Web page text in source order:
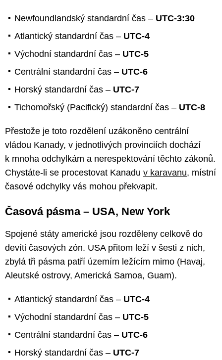
Newfoundlandský standardní čas – UTC-3:30
Atlantický standardní čas – UTC-4
Východní standardní čas – UTC-5
Centrální standardní čas – UTC-6
Horský standardní čas – UTC-7
Tichomořský (Pacifický) standardní čas – UTC-8
Přestože je toto rozdělení uzákoněno centrální
vládou Kanady, v jednotlivých provinciích dochází
k mnoha odchylkám a nerespektování těchto zákonů.
Chystáte-li se procestovat Kanadu v karavanu, místní
časové odchylky vás mohou překvapit.
Časová pásma – USA, New York
Spojené státy americké jsou rozděleny celkově do
devíti časových zón. USA přitom leží v šesti z nich,
zbylá tři pásma patří územím ležícím mimo (Havaj,
Aleutské ostrovy, Americká Samoa, Guam).
Atlantický standardní čas – UTC-4
Východní standardní čas – UTC-5
Centrální standardní čas – UTC-6
Horský standardní čas – UTC-7